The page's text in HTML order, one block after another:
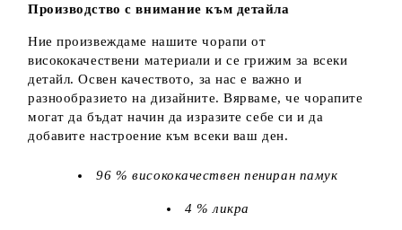
Производство с внимание към детайла
Ние произвеждаме нашите чорапи от
висококачествени материали и се грижим за всеки
детайл. Освен качеството, за нас е важно и
разнообразието на дизайните. Вярваме, че чорапите
могат да бъдат начин да изразите себе си и да
добавите настроение към всеки ваш ден.
96 % висококачествен пениран памук
4 % ликра